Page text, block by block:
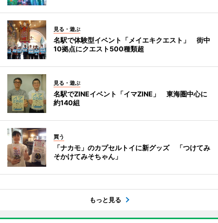
見る・遊ぶ
名駅で体験型イベント「メイエキクエスト」 街中
10拠点にクエスト500種類超
見る・遊ぶ
名駅でZINEイベント「イマZINE」 東海圏中心に
約140組
買う
「ナカモ」のカプセルトイに新グッズ 「つけてみ
そかけてみそちゃん」
もっと見る